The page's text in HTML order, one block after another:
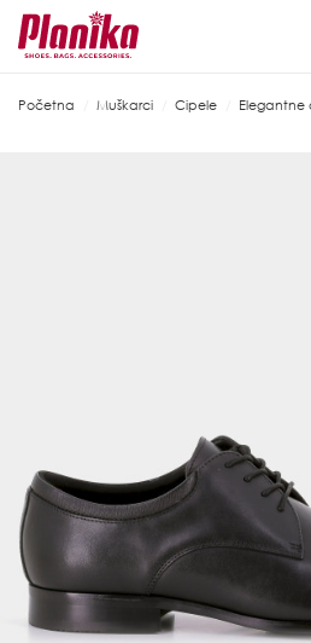
Početna Muškarci Cipele Elegantne